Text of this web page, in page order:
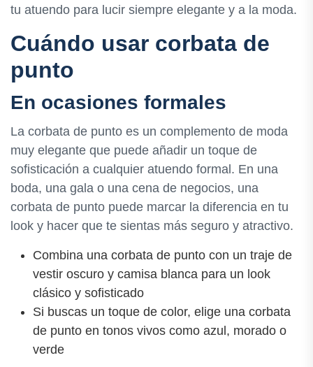
tu atuendo para lucir siempre elegante y a la moda.
Cuándo usar corbata de
punto
En ocasiones formales
La corbata de punto es un complemento de moda
muy elegante que puede añadir un toque de
sofisticación a cualquier atuendo formal. En una
boda, una gala o una cena de negocios, una
corbata de punto puede marcar la diferencia en tu
look y hacer que te sientas más seguro y atractivo.
Combina una corbata de punto con un traje de
vestir oscuro y camisa blanca para un look
clásico y sofisticado
Si buscas un toque de color, elige una corbata
de punto en tonos vivos como azul, morado o
verde